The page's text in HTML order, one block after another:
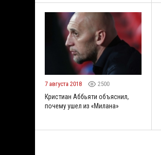
7 августа 2018 2500
Кристиан Аббьяти объяснил,
почему ушел из «Милана»